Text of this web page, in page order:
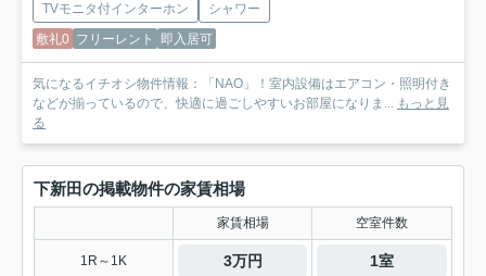
TVモニタ付インターホン
シャワー
敷礼0 フリーレント 即入居可
気になるイチオシ物件情報：「NAO」！室内設備はエアコン・照明付き
などが揃っているので、快適に過ごしやすいお部屋になりま... もっと見
る
下新田の掲載物件の家賃相場
家賃相場 空室件数
1R～1K 3万円 1室